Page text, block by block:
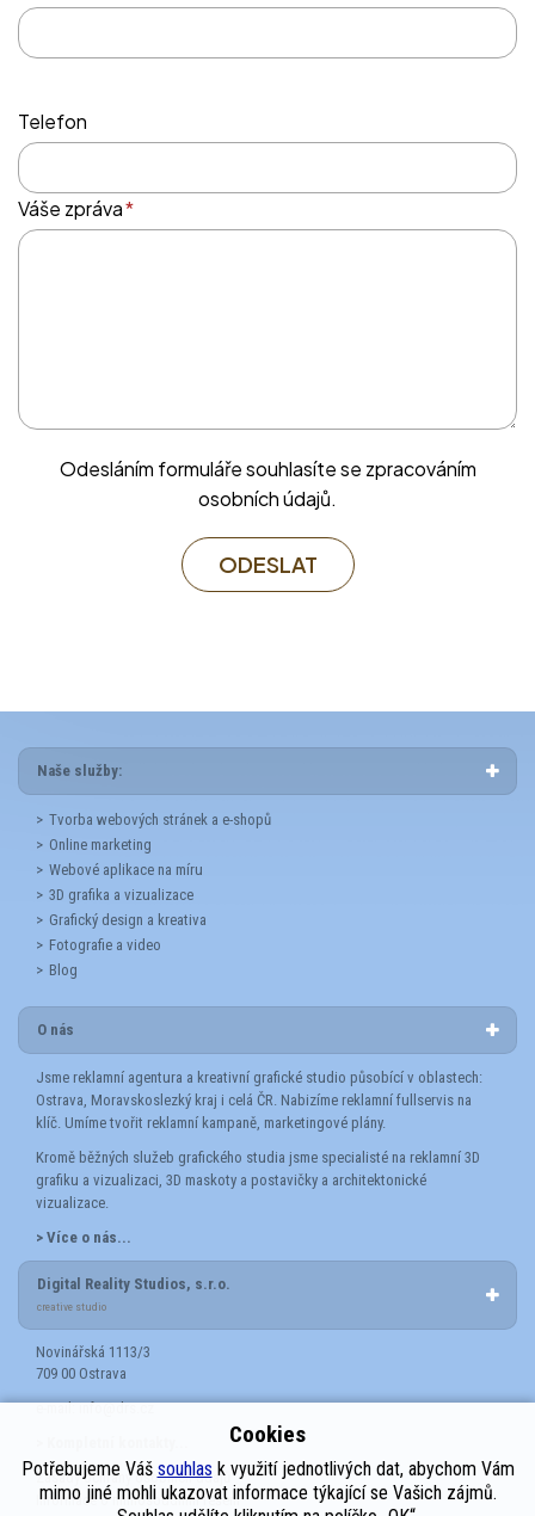
Telefon
Váše zpráva*
Odesláním formuláře souhlasíte se zpracováním
osobních údajů.
ODESLAT
Naše služby:
Tvorba webových stránek a e-shopů
Online marketing
Webové aplikace na míru
3D grafika a vizualizace
Grafický design a kreativa
Fotografie a video
Blog
O nás
Jsme reklamní agentura a kreativní grafické studio působící v oblastech:
Ostrava, Moravskoslezký kraj i celá ČR. Nabizíme reklamní fullservis na
klíč. Umíme tvořit reklamní kampaně, marketingové plány.
Kromě běžných služeb grafického studia jsme specialisté na reklamní 3D
grafiku a vizualizaci, 3D maskoty a postavičky a architektonické
vizualizace.
> Více o nás...
Digital Reality Studios, s.r.o.
creative studio
Novinářská 1113/3
709 00 Ostrava
e-mail:info@drs.cz
Zásady ochrany osobních údajů
Informace o mimosoudním řešení
Cookies
Potřebujeme Váš souhlas k využití jednotlivých dat, abychom Vám
mimo jiné mohli ukazovat informace týkající se Vašich zájmů.